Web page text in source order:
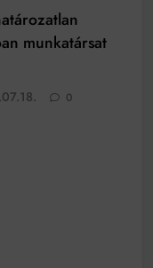
munkatársat
0